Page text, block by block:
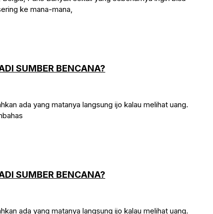
ke mana-mana,
SUMBER BENCANA?
ada yang matanya langsung ijo kalau melihat uang.
SUMBER BENCANA?
ada yang matanya langsung ijo kalau melihat uang.